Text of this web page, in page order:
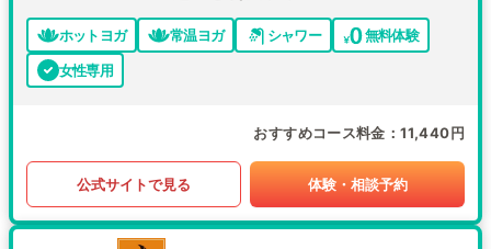
ホットヨガ 常温ヨガ シャワー
無料体験
女性専用
おすすめコース料金 11,440円
公式サイトで見る 体験・相談予約